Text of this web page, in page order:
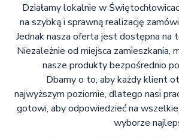
Działamy lokalnie w
na szybką i sprawną realizację
Jednak nasza oferta jest dostępna na
Niezależnie od miejsca zamieszkania,
nasze produkty bezpośrednio
Dbamy o to, aby każdy klient
najwyższym poziomie, dlatego nasi
gotowi, aby odpowiedzieć na
wyborze